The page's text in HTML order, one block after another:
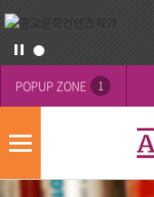
POPUP ZONE 1
모